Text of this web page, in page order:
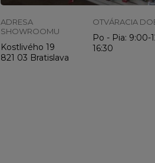
ADRESA
SHOWROOMU
Kostlivého 19
821 03 Bratislava
OTVÁRACIA
Po - Pia: 9:00-
16:30